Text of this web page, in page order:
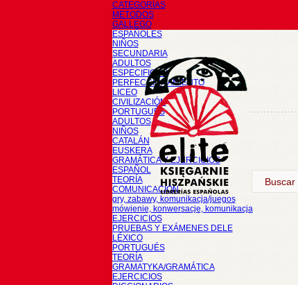
CATEGORÍAS
METODOS
GALLEGO
ESPAÑOLES
NIÑOS
SECUNDARIA
ADULTOS
ESPECIFICOS
PERFECCIONAMIENTO
LICEO
CIVILIZACIÓN
PORTUGUÉS
ADULTOS
NIÑOS
CATALÁN
EUSKERA
GRAMÁTICA Y EJERCICIOS
ESPAÑOL
TEORÍA
COMUNICACIÓN
gry, zabawy, komunikacja/juegos
mówienie, konwersacje, komunikacja
EJERCICIOS
PRUEBAS Y EXÁMENES DELE
LÉXICO
PORTUGUÉS
TEORÍA
GRAMATYKA/GRAMÁTICA
EJERCICIOS